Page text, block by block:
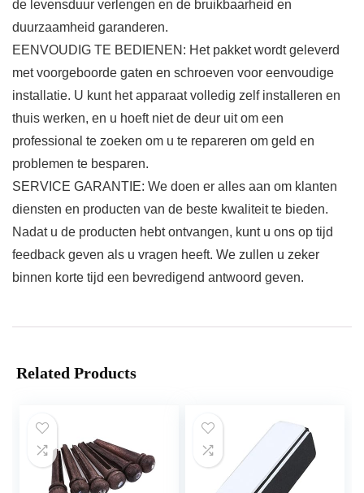
de levensduur verlengen en de bruikbaarheid en
duurzaamheid garanderen.
EENVOUDIG TE BEDIENEN: Het pakket wordt geleverd
met voorgeboorde gaten en schroeven voor eenvoudige
installatie. U kunt het apparaat volledig zelf installeren en
thuis werken, en u hoeft niet de deur uit om een ​​
professional te zoeken om u te repareren om geld en
problemen te besparen.
SERVICE GARANTIE: We doen er alles aan om klanten
diensten en producten van de beste kwaliteit te bieden.
Nadat u de producten hebt ontvangen, kunt u ons op tijd
feedback geven als u vragen heeft. We zullen u zeker
binnen korte tijd een bevredigend antwoord geven.
Related Products